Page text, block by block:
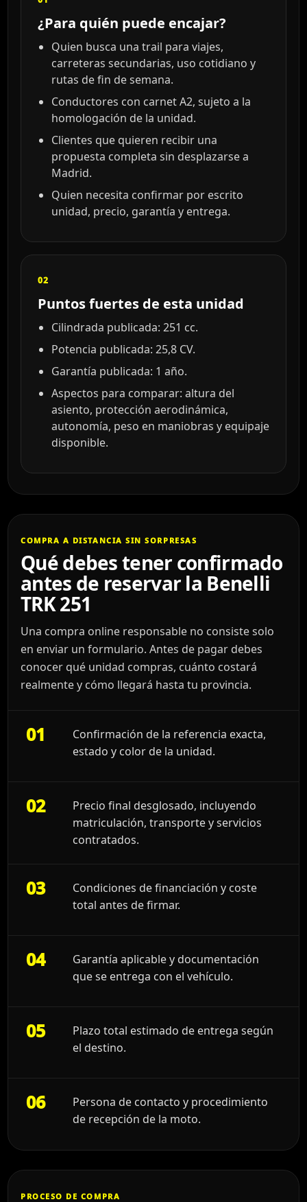
¿Para quién puede encajar?
Quien busca una trail para viajes,
carreteras secundarias, uso cotidiano y
rutas de fin de semana.
Conductores con carnet A2, sujeto a la
homologación de la unidad.
Clientes que quieren recibir una
propuesta completa sin desplazarse a
Madrid.
Quien necesita confirmar por escrito
unidad, precio, garantía y entrega.
02
Puntos fuertes de esta unidad
Cilindrada publicada: 251 cc.
Potencia publicada: 25,8 CV.
Garantía publicada: 1 año.
Aspectos para comparar: altura del
asiento, protección aerodinámica,
autonomía, peso en maniobras y equipaje
disponible.
COMPRA A DISTANCIA SIN SORPRESAS
Qué debes tener confirmado
antes de reservar la Benelli
TRK 251
Una compra online responsable no consiste solo
en enviar un formulario. Antes de pagar debes
conocer qué unidad compras, cuánto costará
realmente y cómo llegará hasta tu provincia.
01
Confirmación de la referencia exacta,
estado y color de la unidad.
02
Precio final desglosado, incluyendo
matriculación, transporte y servicios
contratados.
03
Condiciones de financiación y coste
total antes de firmar.
04
Garantía aplicable y documentación
que se entrega con el vehículo.
05
Plazo total estimado de entrega según
el destino.
06
Persona de contacto y procedimiento
de recepción de la moto.
PROCESO DE COMPRA